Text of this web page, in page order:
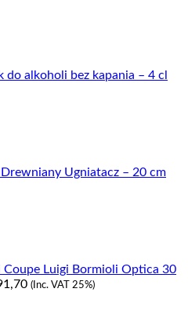
do alkoholi bez kapania – 4 cl
Ugniatacz – 20 cm
Coupe Luigi Bormioli Optica 30
(Inc. VAT 25%)